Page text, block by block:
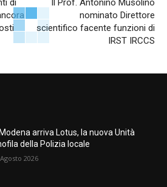
di
Il Prof. Antonino Musolino
nominato Direttore
scientifico facente funzioni di
IRST IRCCS
arriva Lotus, la nuova Unità
della Polizia locale
2026